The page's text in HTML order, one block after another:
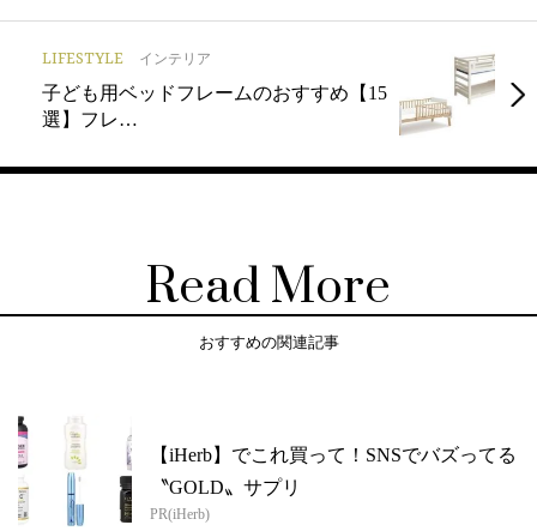
LIFESTYLE インテリア
子ども用ベッドフレームのおすすめ【15
選】フレ…
Read More
おすすめの関連記事
【iHerb】でこれ買って！SNSでバズってる
〝GOLD〟サプリ
PR(iHerb)